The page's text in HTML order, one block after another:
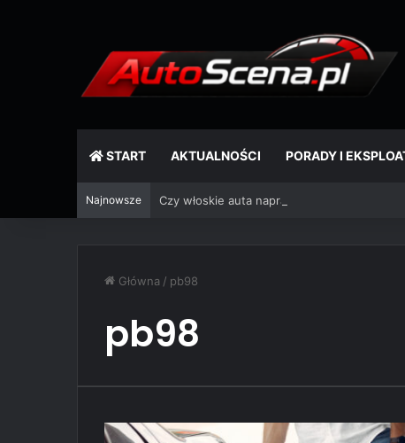
START AKTUALNOŚCI PORADY I
Najnowsze Czy włoskie auta naprawdę się psują? Mit,
Główna / pb98
pb98